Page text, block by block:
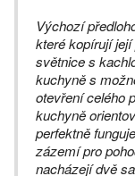
Výchozí
které kopírují
světnice s
kuchyně s
otevření celého
kuchyně
perfektně
zázemí pro
nacházejí dvě